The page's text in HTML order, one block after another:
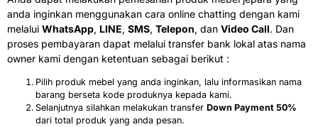
anda inginkan menggunakan cara online chatting dengan kami
melalui WhatsApp, LINE, SMS, Telepon, dan Video Call. Dan
proses pembayaran dapat melalui transfer bank lokal atas nama
owner kami dengan ketentuan sebagai berikut :
Pilih produk mebel yang anda inginkan, lalu informasikan nama
barang berseta kode produknya kepada kami.
Selanjutnya silahkan melakukan transfer Down Payment 50%
dari total produk yang anda pesan.